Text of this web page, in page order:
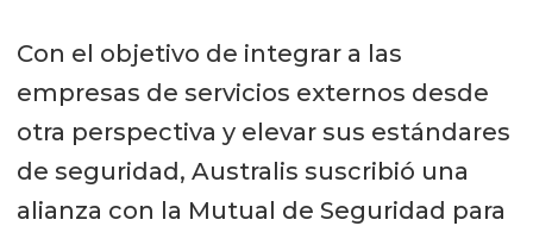
Con el objetivo de integrar a las
empresas de servicios externos desde
otra perspectiva y elevar sus estándares
de seguridad, Australis suscribió una
alianza con la Mutual de Seguridad para